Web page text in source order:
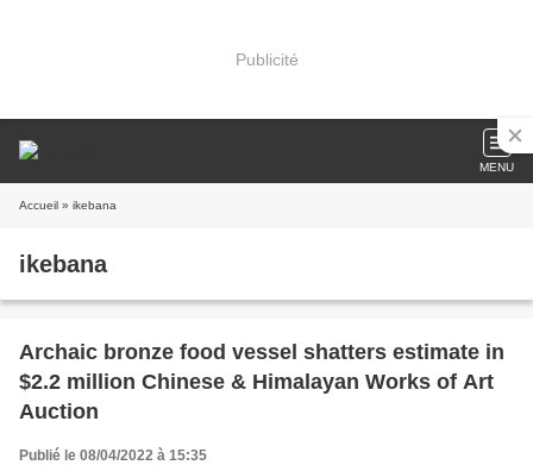
Publicité
MENU
Accueil » ikebana
ikebana
Archaic bronze food vessel shatters estimate in
$2.2 million Chinese & Himalayan Works of Art
Auction
Publié le 08/04/2022 à 15:35